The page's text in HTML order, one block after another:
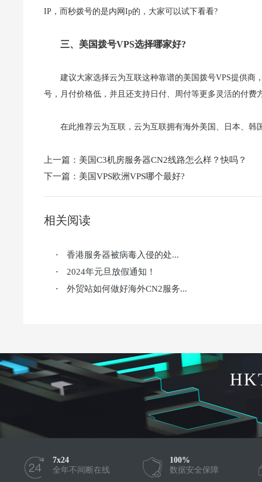
IP，而秒拨号的是内网Ip的，大家可以试下看看?
三、美国拨号VPS选择哪家好?
建议大家选择云为互联这种靠谱的美国拨号VPS提供商
号，月付价格低，并且还支持日付、周付等更多灵活的付费
在此推荐云为互联，云为互联拥有海外美国、日本、韩
上一篇： 美国C3机房服务器CN2线路怎么样？快吗？
下一篇： 美国VPS欧洲VPS哪个最好?
相关阅读
· 香港服务器被病毒入侵的处...
· 2024年元旦放假通知！
· 外贸站如何做好海外CN2服务...
7x24
全年不间断在线
100%
数据安全保障